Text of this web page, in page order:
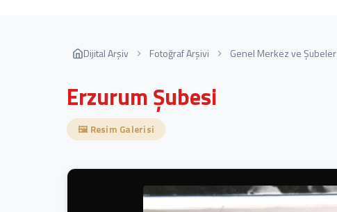
Dijital Arşiv Fotoğraf Arşivi Genel Merkez ve Şubeler
Erzurum Şubesi
🖼️ Resim Galerisi